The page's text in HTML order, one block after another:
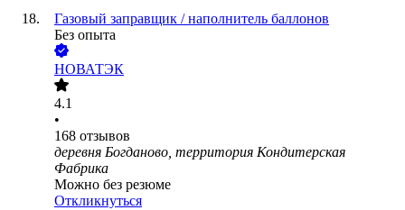
Газовый заправщик / наполнитель баллонов
Без опыта
НОВАТЭК
4.1
•
168 отзывов
деревня Богданово, территория Кондитерская
Фабрика
Можно без резюме
Откликнуться